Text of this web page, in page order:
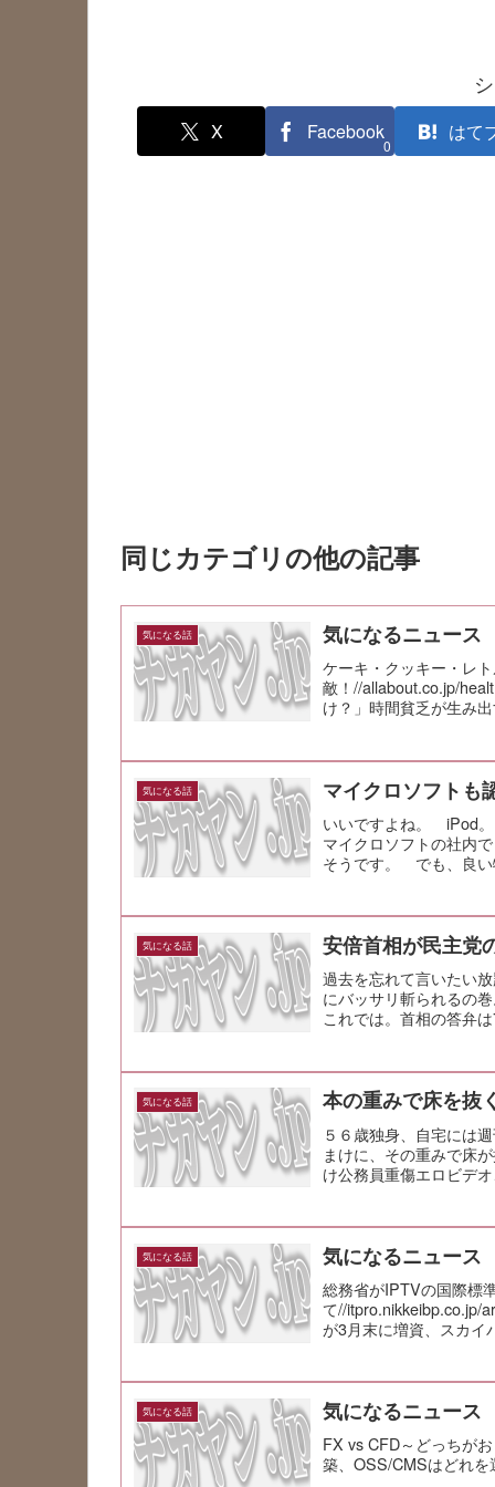
X Facebook
0
はて
同じカテゴリの他の記事
気になる話 気になるニュース
ケーキ・クッキー・レ
敵！//allabout.co.jp/
け？」時間貧乏が生み
気になる話 マイクロソフトも
いいですよね。 iPod
マイクロソフトの社内
そうです。 でも、良
気になる話 安倍首相が民主党
過去を忘れて言いたい
にバッサリ斬られるの
これでは。首相の答弁
気になる話 本の重みで床を抜
５６歳独身、自宅には
まけに、その重みで床
け公務員重傷エロビデ
気になる話 気になるニュース
総務省がIPTVの国際標
て//itpro.nikkeibp.co.jp/
が3月末に増資、スカイ
気になる話 気になるニュース
FX vs CFD～どっちが
築、OSS/CMSはどれ